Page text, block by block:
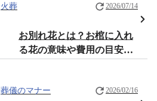
火葬 2026/07/14
お別れ花とは？お棺に入れ
る花の意味や費用の目安を
葬儀のマナー 2026/02/16